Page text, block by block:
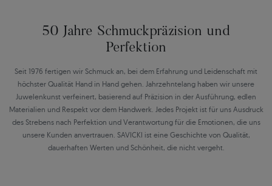
50 Jahre Schmuckpräzision und
Perfektion
Seit 1976 fertigen wir Schmuck an, bei dem Erfahrung und Leidenschaft mit
höchster Qualität Hand in Hand gehen. Jahrzehntelang haben wir unsere
Juwelenkunst verfeinert, basierend auf Präzision in der Ausführung, edlen
Materialien und Respekt vor dem Handwerk. Jedes Projekt ist für uns Ausdruck
des Strebens nach Perfektion und Verantwortung für die Emotionen, die uns
unsere Kunden anvertrauen. SAVICKI ist eine Geschichte von Qualität,
dauerhaften Werten und Schönheit, die nicht vergeht.